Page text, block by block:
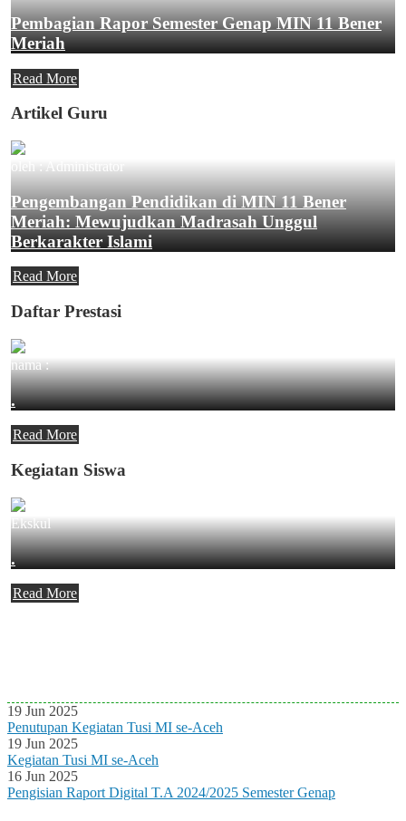
Pembagian Rapor Semester Genap MIN 11 Bener
Meriah
Read More
Artikel Guru
oleh : Administrator
Pengembangan Pendidikan di MIN 11 Bener
Meriah: Mewujudkan Madrasah Unggul
Berkarakter Islami
Read More
Daftar Prestasi
nama :
.
Read More
Kegiatan Siswa
Ekskul
.
Read More
19 Jun 2025
Penutupan Kegiatan Tusi MI se-Aceh
19 Jun 2025
Kegiatan Tusi MI se-Aceh
16 Jun 2025
Pengisian Raport Digital T.A 2024/2025 Semester Genap